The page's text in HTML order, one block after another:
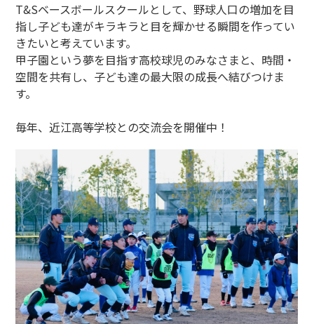
T&Sベースボールスクールとして、野球人口の増加を目
指し子ども達がキラキラと目を輝かせる瞬間を作ってい
きたいと考えています。
甲子園という夢を目指す高校球児のみなさまと、時間・
空間を共有し、子ども達の最大限の成長へ結びつけま
す。
毎年、近江高等学校との交流会を開催中！